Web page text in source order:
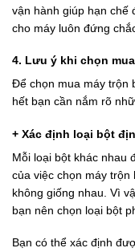
vận hành giúp hạn chế
cho máy luôn đứng
4. Lưu ý khi chọn
Để chọn mua máy trộn
hết bạn cần nắm rõ
+ Xác định loại bột
Mỗi loại bột khác nhau
của việc chọn máy
không giống nhau. Vì
bạn nên chọn loại bột
Bạn có thể xác định